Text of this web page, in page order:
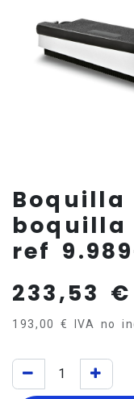
Boquilla
boquilla
ref
233,53 €
193,00 € IVA no